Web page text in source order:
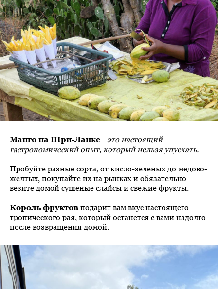
Манго на Шри-Ланке - это настоящий
гастрономический опыт, который нельзя упускать.
Пробуйте разные сорта, от кисло-зеленых до медово-
желтых, покупайте их на рынках и обязательно
везите домой сушеные слайсы и свежие фрукты.
Король фруктов подарит вам вкус настоящего
тропического рая, который останется с вами надолго
после возвращения домой.